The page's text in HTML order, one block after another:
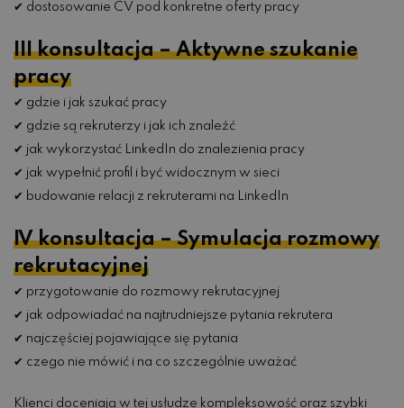
✔ dostosowanie CV pod konkretne oferty pracy
III konsultacja – Aktywne szukanie
pracy
✔ gdzie i jak szukać pracy
✔ gdzie są rekruterzy i jak ich znaleźć
✔ jak wykorzystać LinkedIn do znalezienia pracy
✔ jak wypełnić profil i być widocznym w sieci
✔ budowanie relacji z rekruterami na LinkedIn
IV konsultacja – Symulacja rozmowy
rekrutacyjnej
✔ przygotowanie do rozmowy rekrutacyjnej
✔ jak odpowiadać na najtrudniejsze pytania rekrutera
✔ najczęściej pojawiające się pytania
✔ czego nie mówić i na co szczególnie uważać
Klienci doceniają w tej usłudze kompleksowość oraz szybki